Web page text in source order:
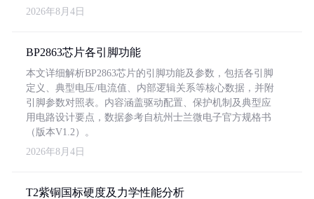
2026年8月4日
BP2863芯片各引脚功能
本文详细解析BP2863芯片的引脚功能及参数，包括各引脚
定义、典型电压/电流值、内部逻辑关系等核心数据，并附
引脚参数对照表。内容涵盖驱动配置、保护机制及典型应
用电路设计要点，数据参考自杭州士兰微电子官方规格书
（版本V1.2）。
2026年8月4日
T2紫铜国标硬度及力学性能分析